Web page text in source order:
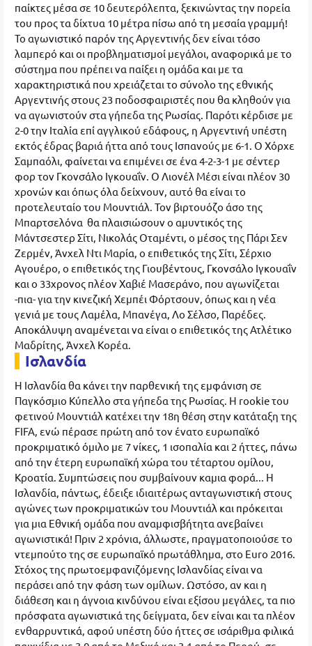
παίκτες μέσα σε 10 δευτερόλεπτα, ξεκινώντας την πορεία
του προς τα δίχτυα 10 μέτρα πίσω από τη μεσαία γραμμή!
Το αγωνιστικό παρόν της Αργεντινής δεν είναι τόσο
λαμπερό και οι προβληματισμοί μεγάλοι, αναφορικά με το
σύστημα που πρέπει να παίξει η ομάδα και με τα
χαρακτηριστικά που χρειάζεται το σύνολο της εθνικής
Αργεντινής στους 23 ποδοσφαιριστές που θα κληθούν για
να αγωνιστούν στα γήπεδα της Ρωσίας. Παρότι κέρδισε με
2-0 την Ιταλία επί αγγλικού εδάφους, η Αργεντινή υπέστη
εκτός έδρας βαριά ήττα από τους Ισπανούς με 6-1. Ο Χόρχε
Σαμπαόλι, φαίνεται να επιμένει σε ένα 4-2-3-1 με σέντερ
φορ τον Γκονσάλο Ιγκουαΐν. Ο Λιονέλ Μέσι είναι πλέον 30
χρονών και όπως όλα δείχνουν, αυτό θα είναι το
προτελευταίο του Μουντιάλ. Τον βιρτουόζο άσο της
Μπαρτσελόνα θα πλαισιώσουν ο αμυντικός της
Μάντσεστερ Σίτι, Νικολάς Οταμέντι, ο μέσος της Πάρι Σεν
Ζερμέν, Άνχελ Ντι Μαρία, ο επιθετικός της Σίτι, Σέρχιο
Αγουέρο, ο επιθετικός της Γιουβέντους, Γκονσάλο Ιγκουαΐν
και ο 33χρονος πλέον Χαβιέ Μασεράνο, που αγωνίζεται
-πια- για την κινεζική Χεμπέι Φόρτσουν, όπως και η νέα
γενιά με τους Λαμέλα, Μπανέγα, Λο Σέλσο, Παρέδες.
Αποκάλυψη αναμένεται να είναι ο επιθετικός της Ατλέτικο
Μαδρίτης, Άνχελ Κορέα.
Ισλανδία
Η Ισλανδία θα κάνει την παρθενική της εμφάνιση σε
Παγκόσμιο Κύπελλο στα γήπεδα της Ρωσίας. Η rookie του
φετινού Μουντιάλ κατέχει την 18η θέση στην κατάταξη της
FIFA, ενώ πέρασε πρώτη από τον ένατο ευρωπαϊκό
προκριματικό όμιλο με 7 νίκες, 1 ισοπαλία και 2 ήττες, πάνω
από την έτερη ευρωπαϊκή χώρα του τέταρτου ομίλου,
Κροατία. Συμπτώσεις που συμβαίνουν καμια φορά... Η
Ισλανδία, πάντως, έδειξε ιδιαιτέρως ανταγωνιστική στους
αγώνες των προκριματικών του Μουντιάλ και πρόκειται
για μια Εθνική ομάδα που αναμφισβήτητα ανεβαίνει
αγωνιστικά! Πριν 2 χρόνια, άλλωστε, πραγματοποιούσε το
ντεμπούτο της σε ευρωπαϊκό πρωτάθλημα, στο Euro 2016.
Στόχος της πρωτοεμφανιζόμενης Ισλανδίας είναι να
περάσει από την φάση των ομίλων. Ωστόσο, αν και η
διάθεση και η άγνοια κινδύνου είναι εξίσου μεγάλες, τα πιο
πρόσφατα αγωνιστικά της δείγματα, δεν είναι και τα πλέον
ενθαρρυντικά, αφού υπέστη δύο ήττες σε ισάριθμα φιλικά